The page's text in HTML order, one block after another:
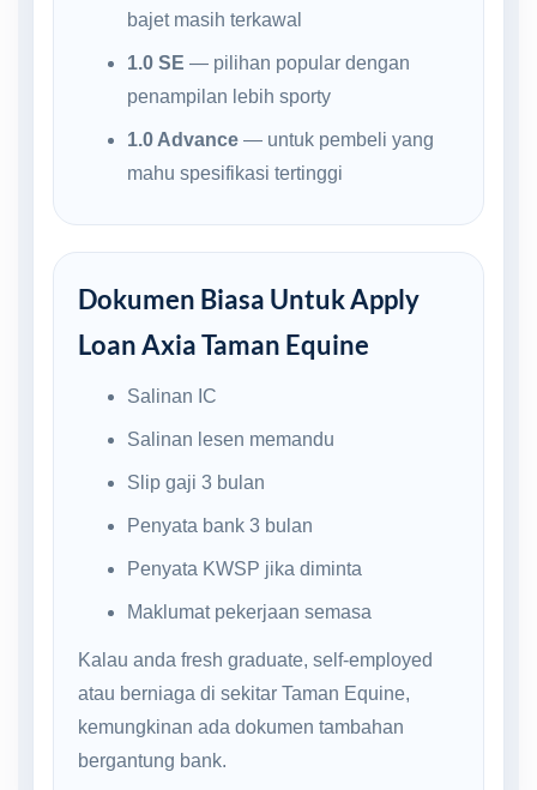
bajet masih terkawal
1.0 SE — pilihan popular dengan
penampilan lebih sporty
1.0 Advance— untuk pembeli yang
mahu spesifikasi tertinggi
Dokumen Biasa Untuk Apply
Loan Axia Taman Equine
Salinan IC
Salinan lesen memandu
Slip gaji 3 bulan
Penyata bank 3 bulan
Penyata KWSP jika diminta
Maklumat pekerjaan semasa
Kalau anda fresh graduate, self-employed
atau berniaga di sekitar Taman Equine,
kemungkinan ada dokumen tambahan
bergantung bank.